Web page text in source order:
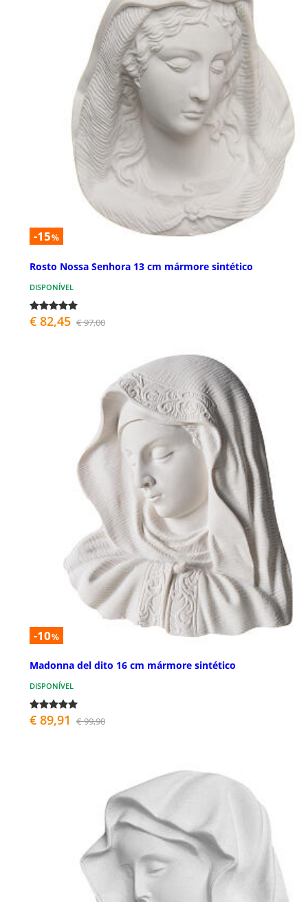
-15%
Rosto Nossa Senhora 13 cm mármore sintético
DISPONÍVEL
€ 82,45 € 97,00
-10%
Madonna del dito 16 cm mármore sintético
DISPONÍVEL
€ 89,91 € 99,90